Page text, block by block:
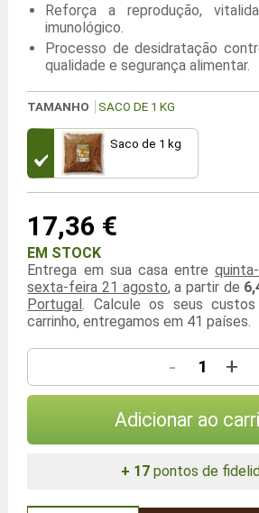
Reforça a reprodução,
imunológico.
Processo de desidratação
qualidade e segurança alimentar.
TAMANHO SACO DE 1 KG
Saco de 1 kg
17,36 €
EM STOCK
Entrega em sua casa entre
sexta-feira 21 agosto, a partir de
Portugal. Calcule os seus
carrinho, entregamos em 41 países.
- +
Adicionar ao
+ 17pontos de